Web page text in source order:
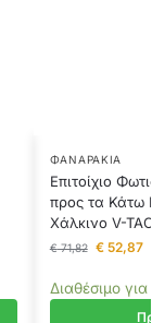
ΦΑΝΑΡΆΚΙΑ
Επιτοίχιο
προς τα Κάτω
Χάλκινο V-
€71,82 €52,87
Διαθέσιμο